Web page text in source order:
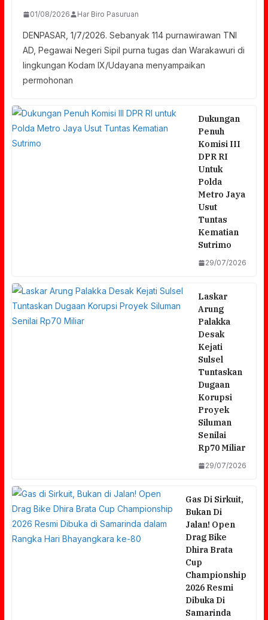
01/08/2026 Har Biro Pasuruan
DENPASAR, 1/7/2026. Sebanyak 114 purnawirawan TNI
AD, Pegawai Negeri Sipil purna tugas dan Warakawuri di
lingkungan Kodam IX/Udayana menyampaikan
permohonan
Dukungan
Penuh
Komisi III
DPR RI
Untuk
Polda
Metro Jaya
Usut
Tuntas
Kematian
Sutrimo
29/07/2026
Laskar
Arung
Palakka
Desak
Kejati
Sulsel
Tuntaskan
Dugaan
Korupsi
Proyek
Siluman
Senilai
Rp70 Miliar
29/07/2026
Gas Di Sirkuit,
Bukan Di
Jalan! Open
Drag Bike
Dhira Brata
Cup
Championship
2026 Resmi
Dibuka Di
Samarinda